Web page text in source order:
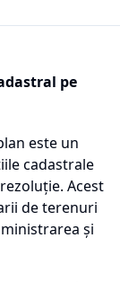
pe
este un
cadastrale
Acest
de terenuri
și